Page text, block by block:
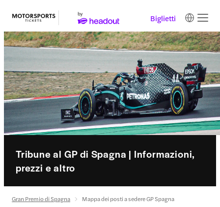
Biglietti
Tribune al GP di Spagna | Informazioni,
prezzi e altro
Gran Premio di Spagna Mappa dei posti a sedere GP Spagna